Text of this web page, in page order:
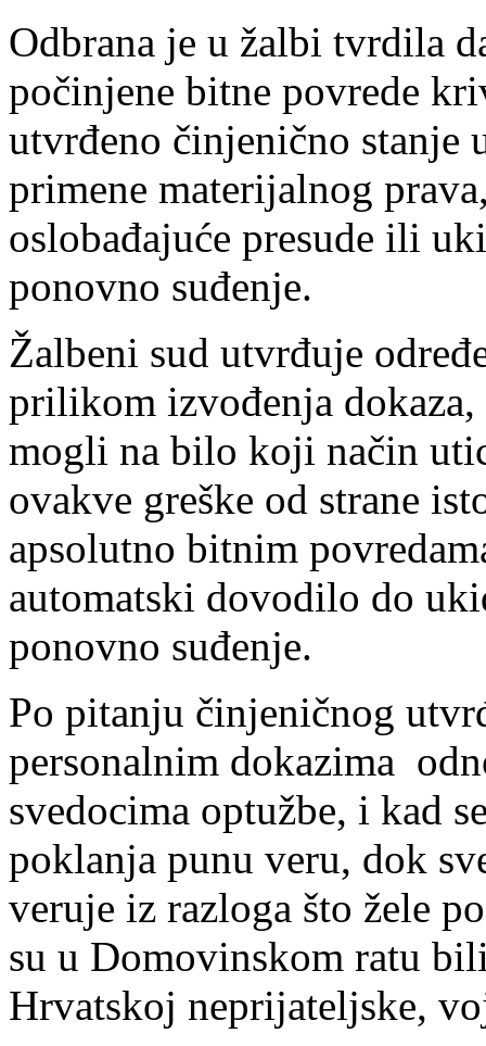
Odbrana je u žalbi tvrdila
počinjene bitne povrede
utvrđeno činjenično stanje
primene materijalnog
oslobađajuće presude ili
ponovno suđenje.
Žalbeni sud utvrđuje
prilikom izvođenja
mogli na bilo koji način
ovakve greške od strane
apsolutno bitnim
automatski dovodilo do
ponovno suđenje.
Po pitanju činjeničnog
personalnim dokazima
svedocima optužbe, i kad
poklanja punu veru, dok
veruje iz razloga što žele
su u Domovinskom ratu
Hrvatskoj neprijateljske,